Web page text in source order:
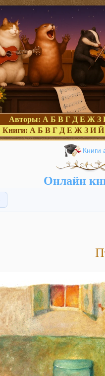
Авторы: А Б В Г Д Е Ж З
Книги: А Б В Г Д Е Ж З И Й
Книги
Онлайн